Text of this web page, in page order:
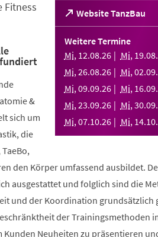
Website TanzBau
(Öffnet
in
einem
neuen
Tab)
Weitere Termine
Mi, 12.08.26 Mi, 19.08.
Mi,26.08.26 Mi,02.09.
Mi,09.09.26 Mi, 16.09.
Mi,23.09.26 Mi,30.09.
Mi,07.10.26 Mi, 14.10.
Fitness
&
sich um
die
den Körper umfassend ausbildet.
ausgestattet und folglich sind die
und der Koordination grundsätzlich
der Trainingsmethoden
Neuheiten zu präsentieren